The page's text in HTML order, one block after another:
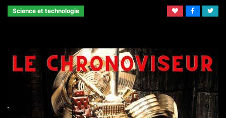
Science et technologie